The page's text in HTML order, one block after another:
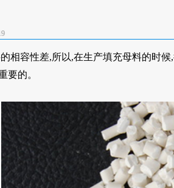
相容性差,所以,在生产填充母料的时
要的。